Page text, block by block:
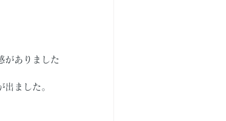
がありました
ました。